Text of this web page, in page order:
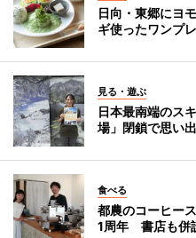
日向・東郷にヨ
ギ使ったワンプ
見る・遊ぶ
日本最南端のス
場」閉鎖で思い
食べる
都農のコーヒー
1周年 書店も併